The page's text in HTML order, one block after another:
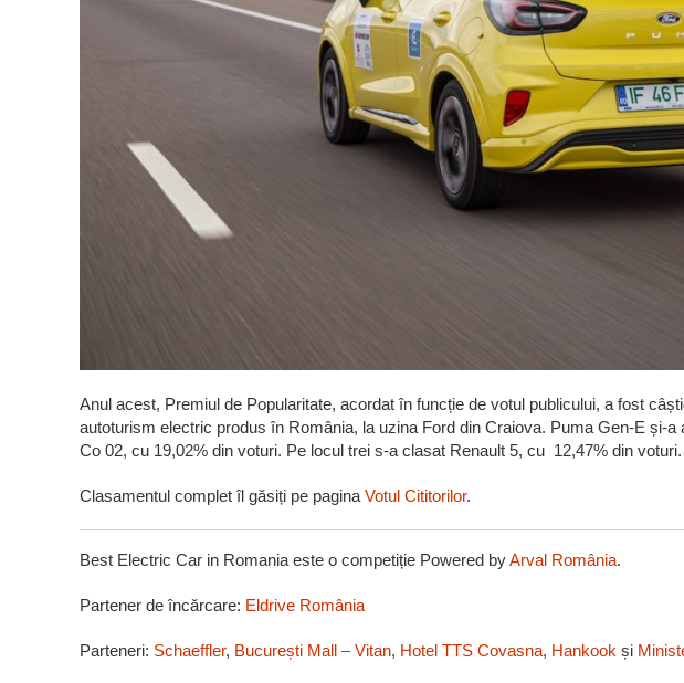
Anul acest, Premiul de Popularitate, acordat în funcție de votul publicului, a fost
autoturism electric produs în România, la uzina Ford din Craiova. Puma Gen-E și-
Co 02, cu 19,02% din voturi. Pe locul trei s-a clasat Renault 5, cu 12,47% din voturi.
Clasamentul complet îl găsiți pe pagina Votul Cititorilor.
Best Electric Car in Romania este o competiție Powered byArval România.
Partener de încărcare: Eldrive România
Parteneri: Schaeffler, București Mall – Vitan, Hotel TTS Covasna, Hankook și